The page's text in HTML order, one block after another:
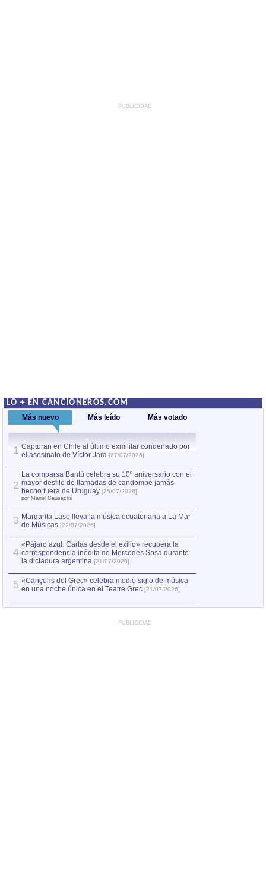
PUBLICIDAD
LO + EN CANCIONEROS.COM
Más nuevo Más leído Más votado
1 Capturan en Chile al último exmilitar condenado por
el asesinato de Víctor Jara [27/07/2026]
2
La comparsa Bantú celebra su 10º aniversario con el
mayor desfile de llamadas de candombe jamás
hecho fuera de Uruguay [25/07/2026]
por Manel Gausachs
3 Margarita Laso lleva la música ecuatoriana a La Mar
de Músicas [22/07/2026]
4
«Pájaro azul. Cartas desde el exilio» recupera la
correspondencia inédita de Mercedes Sosa durante
la dictadura argentina [21/07/2026]
5 «Cançons del Grec» celebra medio siglo de música
en una noche única en el Teatre Grec [21/07/2026]
PUBLICIDAD